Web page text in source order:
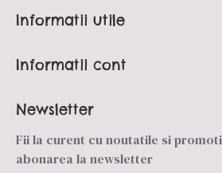
Informatii utile
Informatii cont
Newsletter
Fii la curent cu noutatile si
abonarea la newsletter